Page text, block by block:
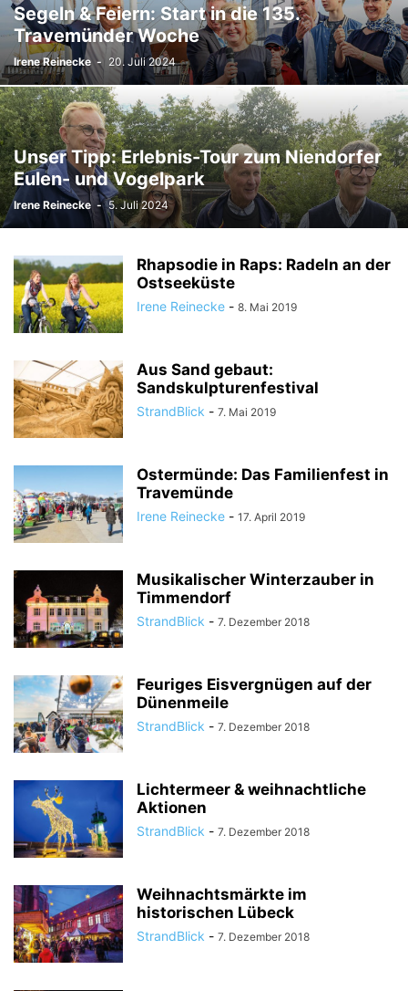
Segeln & Feiern: Start in die 135.
Travemünder Woche
Irene Reinecke - 20. Juli 2024
Unser Tipp: Erlebnis-Tour zum Niendorfer
Eulen- und Vogelpark
Irene Reinecke - 5. Juli 2024
Rhapsodie in Raps: Radeln an der
Ostseeküste
Irene Reinecke - 8. Mai 2019
Aus Sand gebaut:
Sandskulpturenfestival
StrandBlick - 7. Mai 2019
Ostermünde: Das Familienfest in
Travemünde
Irene Reinecke - 17. April 2019
Musikalischer Winterzauber in
Timmendorf
StrandBlick - 7. Dezember 2018
Feuriges Eisvergnügen auf der
Dünenmeile
StrandBlick - 7. Dezember 2018
Lichtermeer & weihnachtliche
Aktionen
StrandBlick - 7. Dezember 2018
Weihnachtsmärkte im
historischen Lübeck
StrandBlick - 7. Dezember 2018